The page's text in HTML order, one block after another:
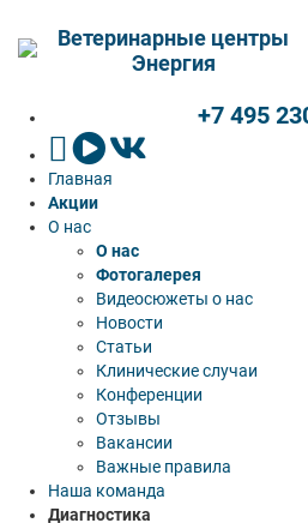
Ветеринарные центры
Энергия
+7 495
Главная
Акции
О нас
О нас
Фотогалерея
Видеосюжеты о нас
Новости
Статьи
Клинические случаи
Конференции
Отзывы
Вакансии
Важные правила
Наша команда
Диагностика